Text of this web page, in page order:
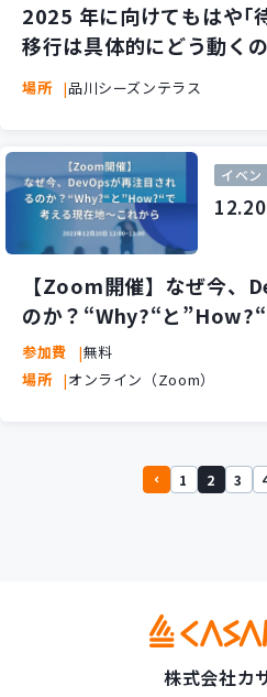
2025 年に向けてもはや｢
移行は具体的にどう動く
場所 品川シーズンテラス
イベン
12.20
【Zoom開催】なぜ今、
のか？“Why?“と
れから
参加費
無料
場所
オンライン（Zoom）
1 2 3
株式会社カ